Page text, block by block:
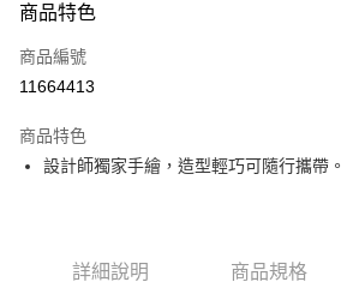
離島宅配
每筆NT$450，滿NT$10,000(含以上)免運費
全館滿$880免運
每筆NT$100，滿NT$880(含以上)免運費
商品特色
商品編號
11664413
商品特色
設計師獨家手繪，造型輕巧可隨行攜帶。
詳細說明 商品規格